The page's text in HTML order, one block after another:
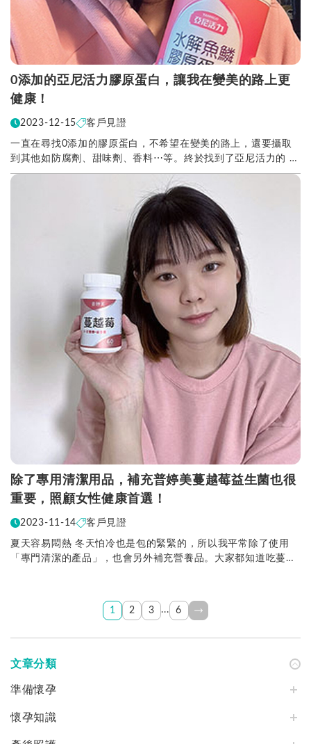
0添加的亞尼活力膠原蛋白，讓我在變美的路上更
健康！
2023-12-15 客戶見證
一直在尋找0添加的膠原蛋白，不希望在變美的路上，還要攝取
到其他如防腐劑、甜味劑、香料⋯等。終於找到了亞尼活力的 0
添加膠原蛋白粉，喝起來完全沒有腥味以及其他的味...
除了專用清潔用品，補充普婷美蔓越莓益生菌也很
重要，照顧女性健康首選！
2023-11-14 客戶見證
夏天容易悶熱 冬天怕冷也是包的緊緊的，所以我平常除了使用
「專門清潔的產品」，也會另外補充營養品。大家都知道吃蔓越
1 2 3 ... 6
文章分類
準備懷孕
懷孕知識